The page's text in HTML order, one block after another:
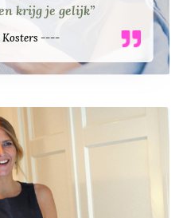
krijg je gelijk”
----